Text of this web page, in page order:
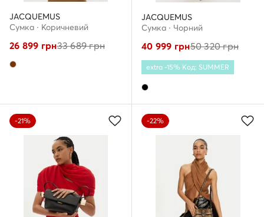
JACQUEMUS
Сумка · Коричневий
26 899 грн33 689грн
JACQUEMUS
Сумка · Чорний
40 999 грн50 320грн
extra -15% Код: SUMMER
-21% -22%